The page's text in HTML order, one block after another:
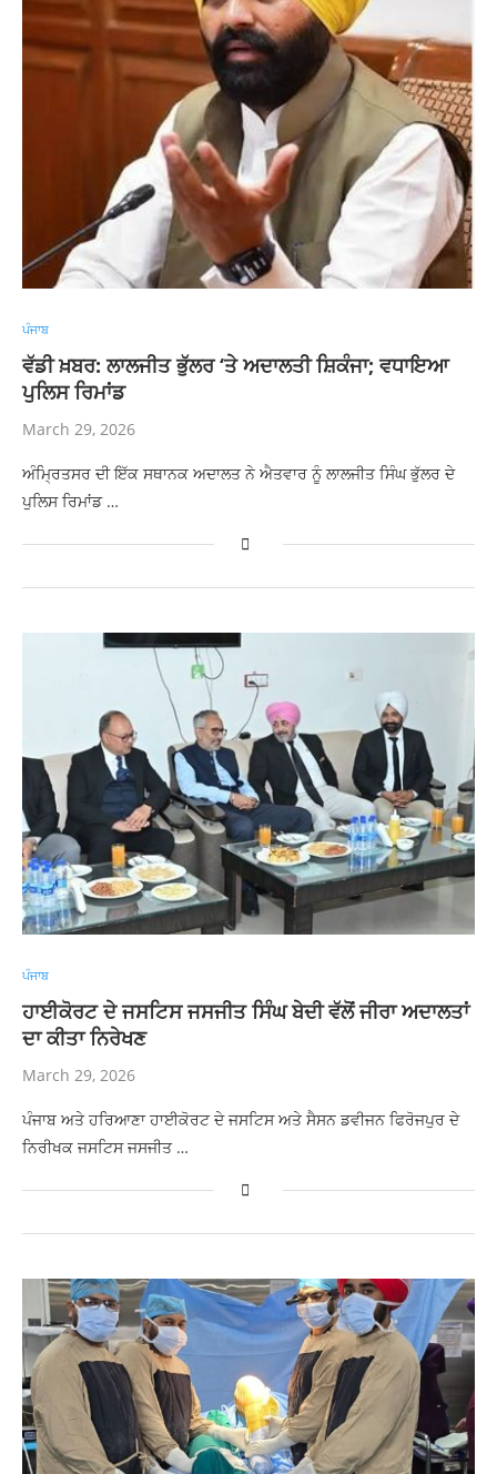
ਪੰਜਾਬ
ਵੱਡੀ ਖ਼ਬਰ: ਲਾਲਜੀਤ ਭੁੱਲਰ ‘ਤੇ ਅਦਾਲਤੀ ਸ਼‍ਿਕੰਜਾ; ਵਧਾਇਆ
ਪੁਲਿਸ ਰਿਮਾਂਡ
March 29, 2026
ਅੰਮ੍ਰਿਤਸਰ ਦੀ ਇੱਕ ਸਥਾਨਕ ਅਦਾਲਤ ਨੇ ਐਤਵਾਰ ਨੂੰ ਲਾਲਜੀਤ ਸਿੰਘ ਭੁੱਲਰ ਦੇ
ਪੁਲਿਸ ਰਿਮਾਂਡ …
ਪੰਜਾਬ
ਹਾਈਕੋਰਟ ਦੇ ਜਸਟਿਸ ਜਸਜੀਤ ਸਿੰਘ ਬੇਦੀ ਵੱਲੋਂ ਜੀਰਾ ਅਦਾਲਤਾਂ
ਦਾ ਕੀਤਾ ਨਿਰੇਖਣ
March 29, 2026
ਪੰਜਾਬ ਅਤੇ ਹਰਿਆਣਾ ਹਾਈਕੋਰਟ ਦੇ ਜਸਟਿਸ ਅਤੇ ਸੈਸਨ ਡਵੀਜਨ ਫਿਰੋਜਪੁਰ ਦੇ
ਨਿਰੀਖਕ ਜਸਟਿਸ ਜਸਜੀਤ …